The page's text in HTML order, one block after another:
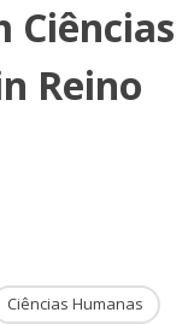
Ciências
Reino
Ciências Humanas